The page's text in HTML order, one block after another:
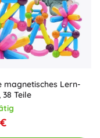
magnetisches Lern-
38 Teile